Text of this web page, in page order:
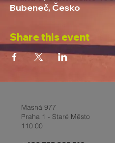
Bubeneč, Česko
Share this event
Masná 977
Praha 1 - Staré Město
110 00